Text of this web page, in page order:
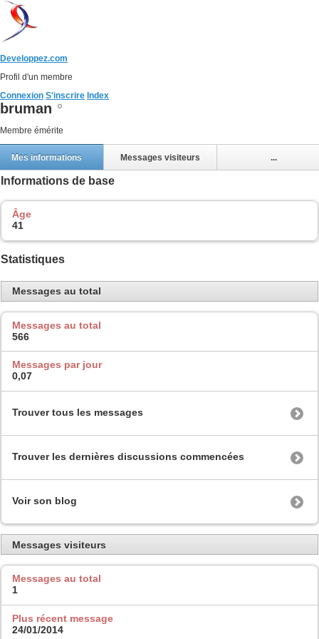
Developpez.com
Profil d'un membre
Connexion S'inscrire Index
bruman
Membre émérite
Mes informations Messages visiteurs ...
Informations de base
Âge
41
Statistiques
Messages au total
Messages au total
566
Messages par jour
0,07
Trouver tous les messages
Trouver les dernières discussions commencées
Voir son blog
Messages visiteurs
Messages au total
1
Plus récent message
24/01/2014